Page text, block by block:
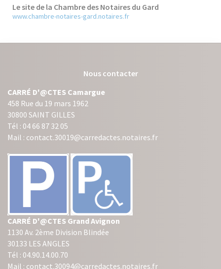
Le site de la Chambre des Notaires du Gard
www.chambre-notaires-gard.notaires.fr
Nous contacter
CARRÉ D'@CTES Camargue
458 Rue du 19 mars 1962
30800 SAINT GILLES
Tél : 04 66 87 32 05
Mail : contact.30019@carredactes.notaires.fr
CARRÉ D'@CTES Grand Avignon
1130 Av. 2ème Division Blindée
30133 LES ANGLES
Tél : 04.90.14.00.70
Mail : contact.30094@carredactes.notaires.fr